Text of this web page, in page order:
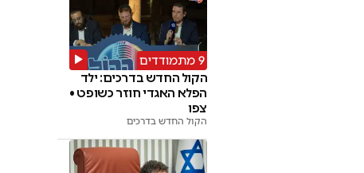
9 מתמודדים
הקול החדש בדרכים: ילד
הפלא האגדי חוזר כשופט •
צפו
הקול החדש בדרכים